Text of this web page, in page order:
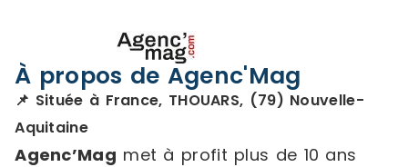
À propos de Agenc'Mag
📌 Située à France, THOUARS, (79) Nouvelle-
Aquitaine
Agenc’Mag met à profit plus de 10 ans